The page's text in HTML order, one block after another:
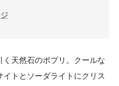
天然石のポプリ。クールな
トとソーダライトにクリス